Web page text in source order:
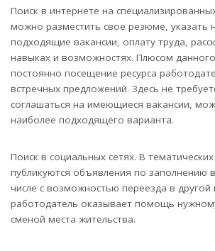
Поиск в интернете на
можно разместить свое резюме, указать
подходящие вакансии, оплату труда,
навыках и возможностях. Плюсом
постоянно посещение ресурса
встречных предложений. Здесь не
соглашаться на имеющиеся вакансии,
наиболее подходящего варианта.
Поиск в социальных сетях. В
публикуются объявления по заполнению
числе с возможностью переезда в другой
работодатель оказывает помощь
сменой места жительства.